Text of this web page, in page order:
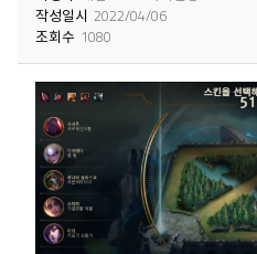
작성일시 2022/04/06
조회수 1080